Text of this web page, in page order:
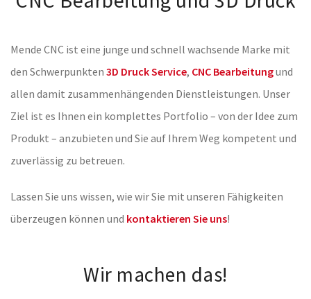
Mende CNC ist eine junge und schnell wachsende Marke mit
den Schwerpunkten 3D Druck Service, CNC Bearbeitungund
allen damit zusammenhängenden Dienstleistungen. Unser
Ziel ist es Ihnen ein komplettes Portfolio – von der Idee zum
Produkt – anzubieten und Sie auf Ihrem Weg kompetent und
zuverlässig zu betreuen.
Lassen Sie uns wissen, wie wir Sie mit unseren Fähigkeiten
überzeugen können und kontaktieren Sie uns!
Wir machen das!